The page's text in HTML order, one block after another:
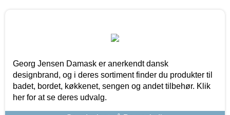
Georg Jensen Damask er anerkendt dansk
designbrand, og i deres sortiment finder du produkter til
badet, bordet, køkkenet, sengen og andet tilbehør. Klik
her for at se deres udvalg.